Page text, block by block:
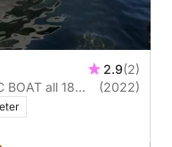
2.9(2)
(2022)